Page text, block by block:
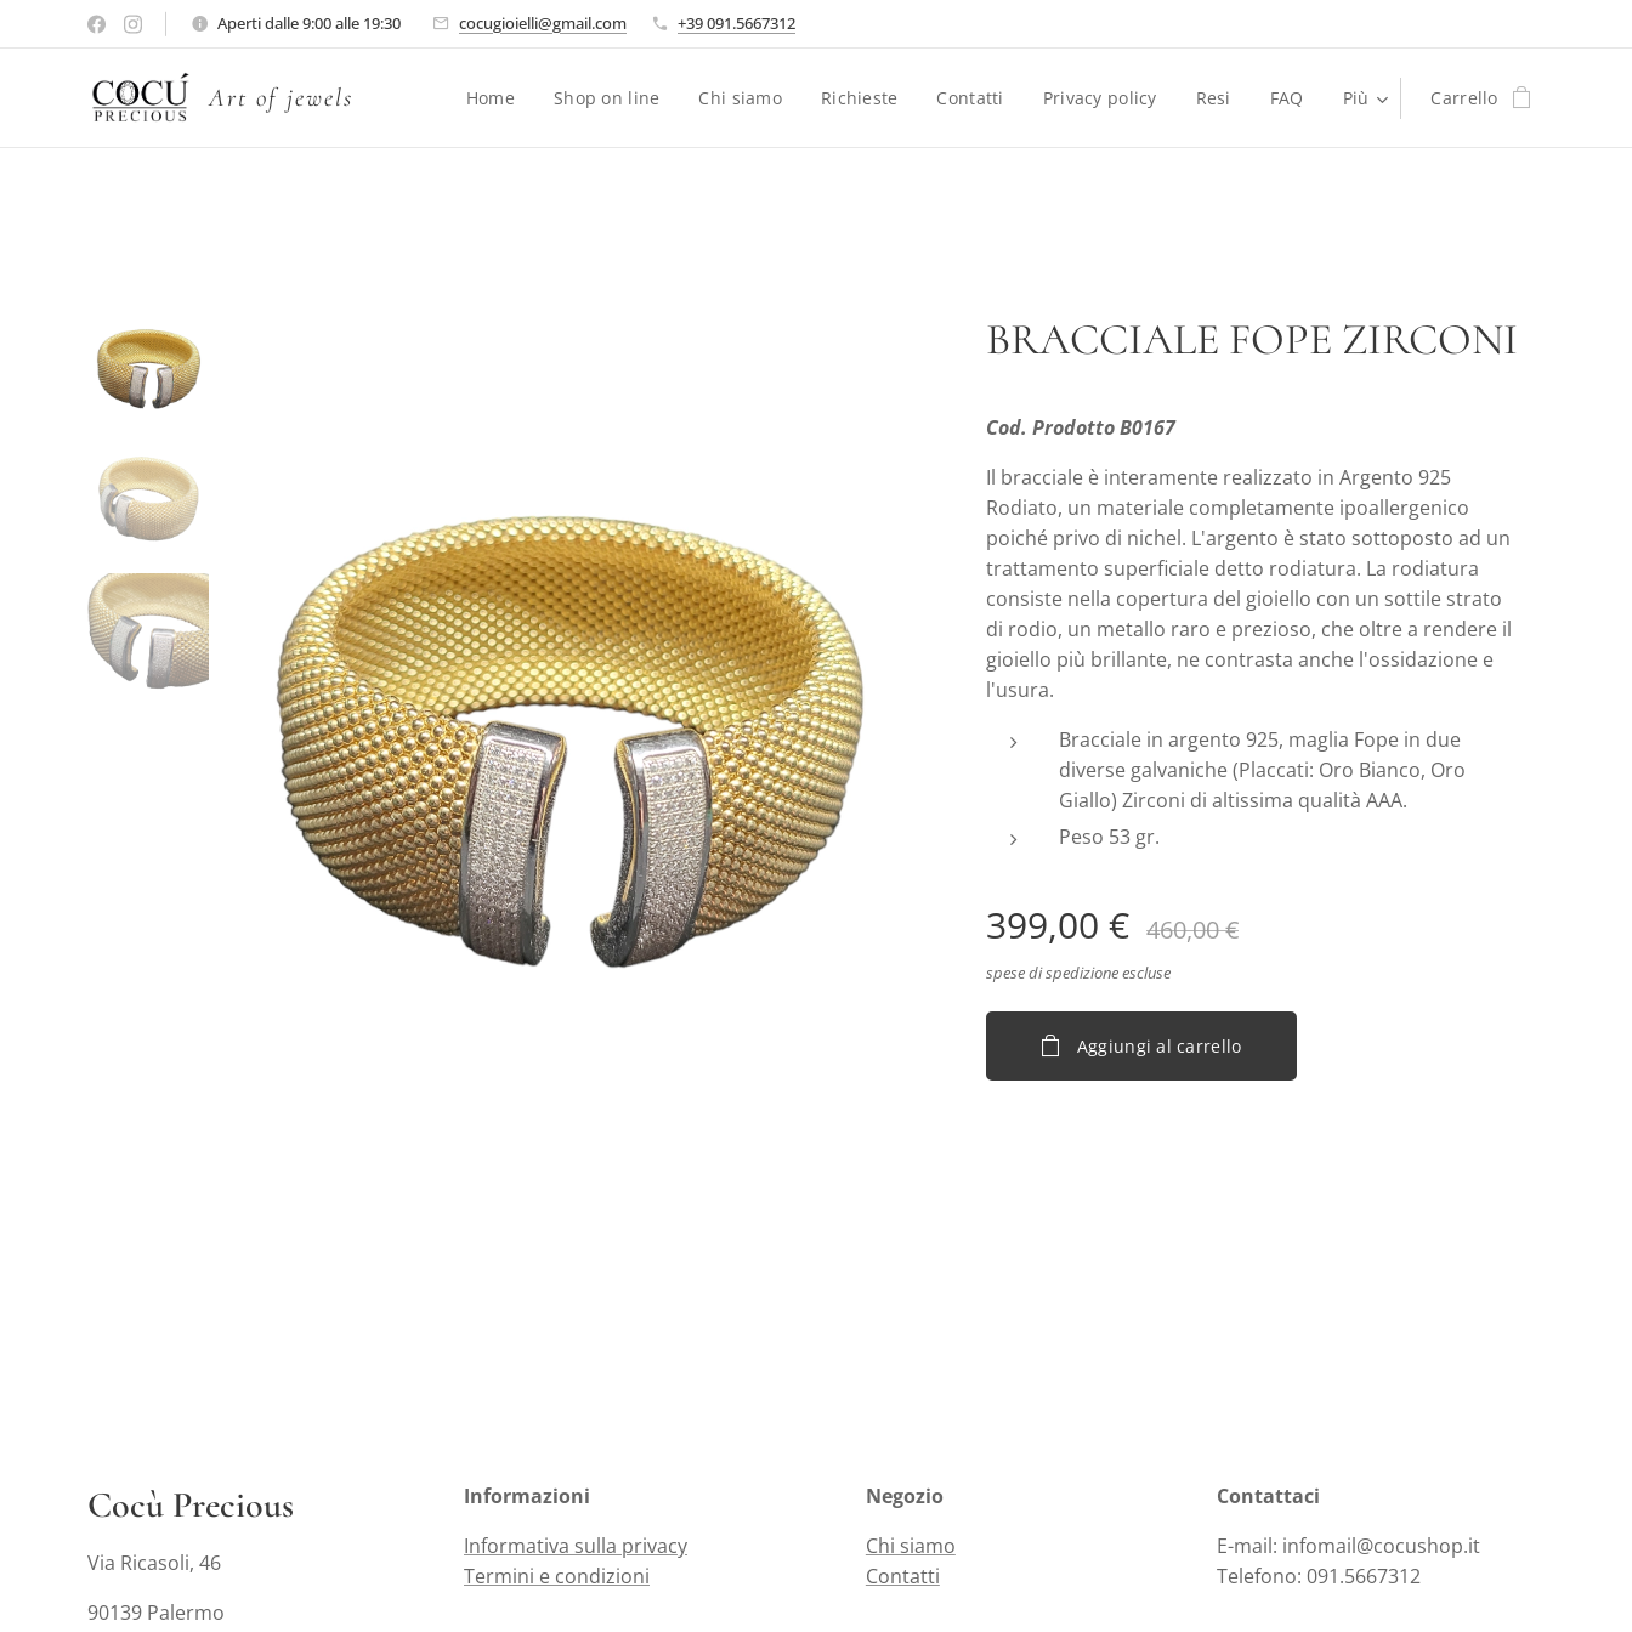
Aperti dalle 9:00 alle 19:30 cocugioielli@gmail.com +39 091.5667312
Art of jewels Home Shop on line Chi siamo Richieste Contatti Privacy policy Resi FAQ Più Carrello
BRACCIALE FOPE ZIRCONI
Cod. Prodotto B0167
Il bracciale è interamente realizzato in Argento 925
Rodiato, un materiale completamente ipoallergenico
poiché privo di nichel. L'argento è stato sottoposto ad un
trattamento superficiale detto rodiatura. La rodiatura
consiste nella copertura del gioiello con un sottile strato
di rodio, un metallo raro e prezioso, che oltre a rendere il
gioiello più brillante, ne contrasta anche l'ossidazione e
l'usura.
Bracciale in argento 925, maglia Fope in due
diverse galvaniche (Placcati: Oro Bianco, Oro
Giallo) Zirconi di altissima qualità AAA.
Peso 53 gr.
399,00 € 460,00€
spese di spedizione escluse
Aggiungi al carrello
Cocù Precious
Via Ricasoli, 46
90139 Palermo
Informazioni
Informativa sulla privacy
Termini e condizioni
Negozio
Chi siamo
Contatti
Contattaci
E-mail: infomail@cocushop.it
Telefono: 091.5667312